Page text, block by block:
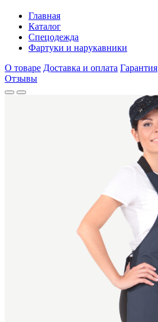
Главная
Каталог
Спецодежда
Фартуки и нарукавники
О товаре Доставка и оплата Гарантия
Отзывы